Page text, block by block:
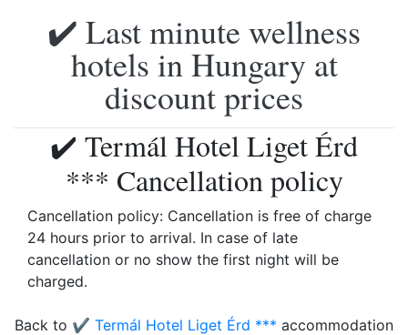
✔️ Last minute wellness
hotels in Hungary at
discount prices
✔️ Termál Hotel Liget Érd
*** Cancellation policy
Cancellation policy: Cancellation is free of charge
24 hours prior to arrival. In case of late
cancellation or no show the first night will be
charged.
Back to ✔️ Termál Hotel Liget Érd *** accommodation